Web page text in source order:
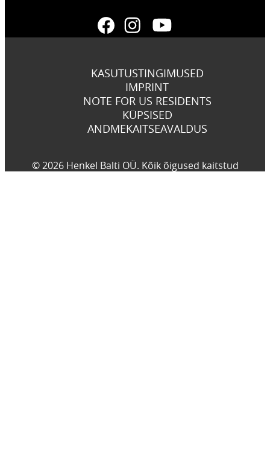
KASUTUSTINGIMUSED
IMPRINT
NOTE FOR US RESIDENTS
KÜPSISED
ANDMEKAITSEAVALDUS
© 2026 Henkel Balti OÜ. Kõik õigused kaitstud